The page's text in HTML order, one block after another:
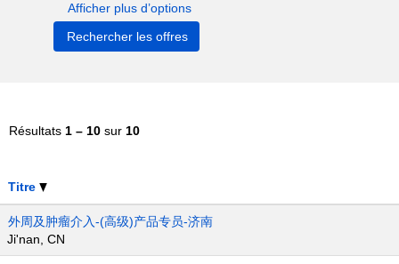
Afficher plus d’options
Résultats 1 – 10 sur 10
Titre
外周及肿瘤介入-(高级)产品专员-济南
Ji'nan, CN